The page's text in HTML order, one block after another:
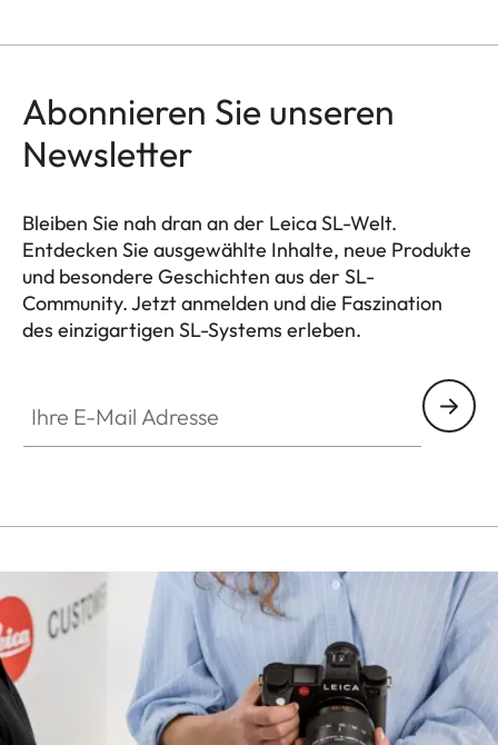
Abonnieren Sie unseren
Newsletter
Bleiben Sie nah dran an der Leica SL-Welt.
Entdecken Sie ausgewählte Inhalte, neue Produkte
und besondere Geschichten aus der SL-
Community. Jetzt anmelden und die Faszination
des einzigartigen SL-Systems erleben.